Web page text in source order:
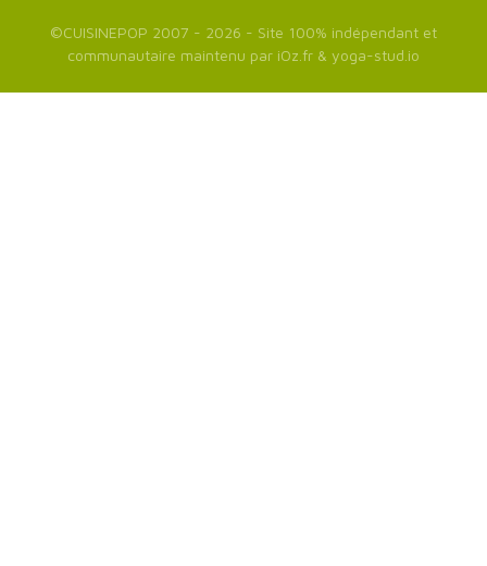
©CUISINEPOP 2007 - 2026 - Site 100% indépendant et
communautaire maintenu par iOz.fr & yoga-stud.io